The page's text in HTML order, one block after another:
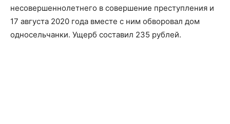
несовершеннолетнего в совершение преступления и
17 августа 2020 года вместе с ним обворовал дом
односельчанки. Ущерб составил 235 рублей.